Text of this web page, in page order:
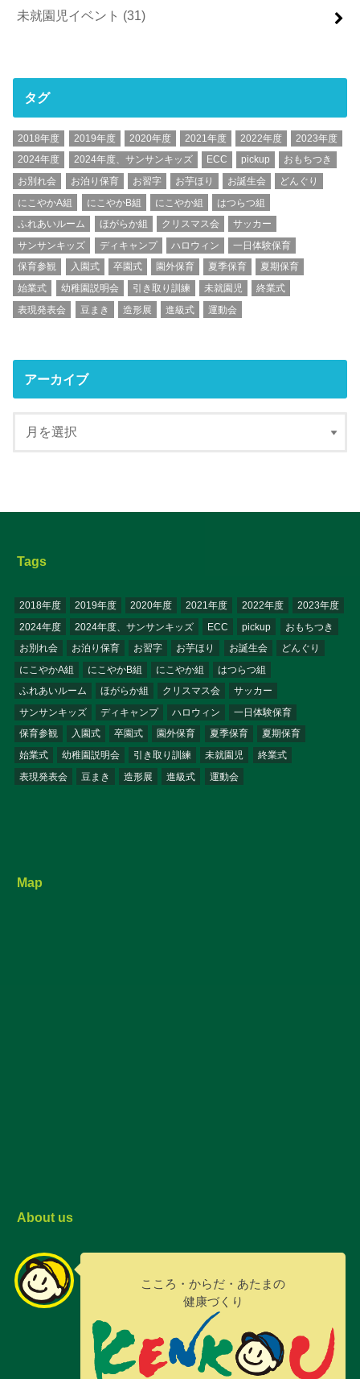
未就園児イベント (31)
タグ
2018年度 2019年度 2020年度 2021年度 2022年度
2023年度
2024年度
2024年度、サンサンキッズ ECC pickup
おもちつき
お別れ会
お泊り保育 お習字 お芋ほり お誕生会
どんぐり
にこやかA組
にこやかB組 にこやか組
はつらつ組
ふれあいルーム
ほがらか組 クリスマス会
サッカー
サンサンキッズ
ディキャンプ ハロウィン
一日体験保育
保育参観
入園式 卒園式 園外保育 夏季保育
夏期保育
始業式
幼稚園説明会 引き取り訓練 未就園児
終業式
表現発表会
豆まき 造形展 進級式 運動会
アーカイブ
Tags
2018年度 2019年度 2020年度 2021年度 2022年度
2023年度
2024年度
2024年度、サンサンキッズ ECC pickup
おもちつき
お別れ会
お泊り保育 お習字 お芋ほり お誕生会
どんぐり
にこやかA組
にこやかB組 にこやか組
はつらつ組
ふれあいルーム
ほがらか組 クリスマス会
サッカー
サンサンキッズ
ディキャンプ ハロウィン
一日体験保育
保育参観
入園式 卒園式 園外保育 夏季保育
夏期保育
始業式
幼稚園説明会 引き取り訓練 未就園児
終業式
表現発表会
豆まき 造形展 進級式 運動会
Map
About us
こころ・からだ・あたまの
健康づくり